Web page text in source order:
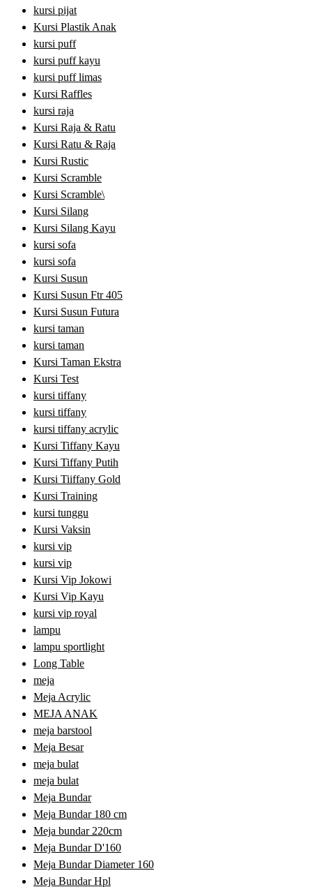
kursi pijat
Kursi Plastik Anak
kursi puff
kursi puff kayu
kursi puff limas
Kursi Raffles
kursi raja
Kursi Raja & Ratu
Kursi Ratu & Raja
Kursi Rustic
Kursi Scramble
Kursi Scramble\
Kursi Silang
Kursi Silang Kayu
kursi sofa
kursi sofa
Kursi Susun
Kursi Susun Ftr 405
Kursi Susun Futura
kursi taman
kursi taman
Kursi Taman Ekstra
Kursi Test
kursi tiffany
kursi tiffany
kursi tiffany acrylic
Kursi Tiffany Kayu
Kursi Tiffany Putih
Kursi Tiiffany Gold
Kursi Training
kursi tunggu
Kursi Vaksin
kursi vip
kursi vip
Kursi Vip Jokowi
Kursi Vip Kayu
kursi vip royal
lampu
lampu sportlight
Long Table
meja
Meja Acrylic
MEJA ANAK
meja barstool
Meja Besar
meja bulat
meja bulat
Meja Bundar
Meja Bundar 180 cm
Meja bundar 220cm
Meja Bundar D'160
Meja Bundar Diameter 160
Meja Bundar Hpl